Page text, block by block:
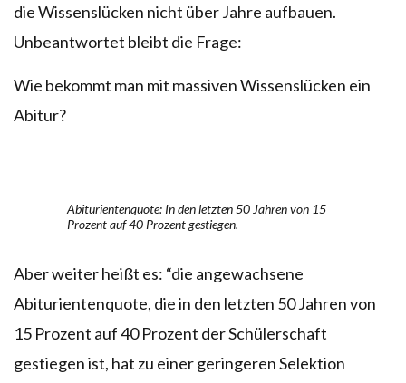
die Wissenslücken nicht über Jahre aufbauen.
Unbeantwortet bleibt die Frage:
Wie bekommt man mit massiven Wissenslücken ein
Abitur?
Abiturientenquote: In den letzten 50 Jahren von 15
Prozent auf 40 Prozent gestiegen.
Aber weiter heißt es: “die angewachsene
Abiturientenquote, die in den letzten 50 Jahren von
15 Prozent auf 40 Prozent der Schülerschaft
gestiegen ist, hat zu einer geringeren Selektion